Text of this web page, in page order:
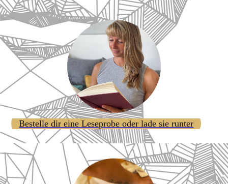
Bestelle dir eine Leseprobe oder lade sie runter